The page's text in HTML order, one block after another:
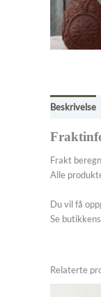
Beskrivelse
Frakt
Alle
Du vil få
Se
Relaterte